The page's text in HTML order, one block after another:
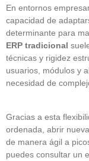
En entornos
capacidad de
determinante para
ERP tradicional
técnicas y rigidez
usuarios, módulos y
necesidad de
Gracias a esta
ordenada, abrir
de manera ágil a
puedes consultar un